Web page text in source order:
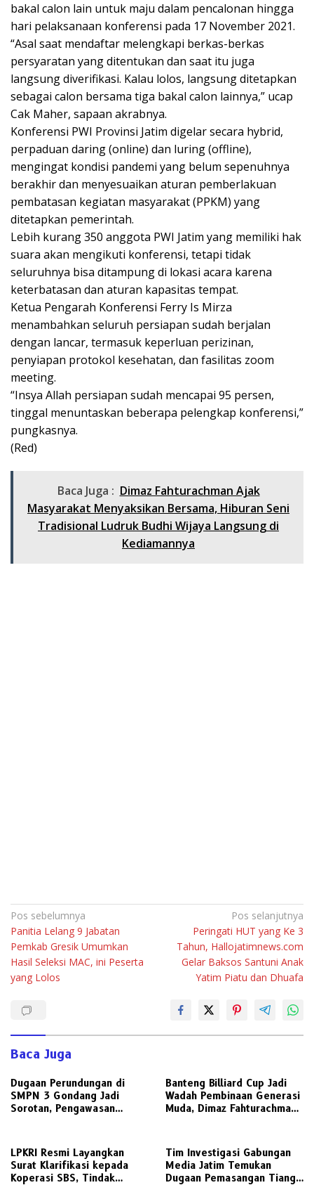
bakal calon lain untuk maju dalam pencalonan hingga
hari pelaksanaan konferensi pada 17 November 2021.
“Asal saat mendaftar melengkapi berkas-berkas
persyaratan yang ditentukan dan saat itu juga
langsung diverifikasi. Kalau lolos, langsung ditetapkan
sebagai calon bersama tiga bakal calon lainnya,” ucap
Cak Maher, sapaan akrabnya.
Konferensi PWI Provinsi Jatim digelar secara hybrid,
perpaduan daring (online) dan luring (offline),
mengingat kondisi pandemi yang belum sepenuhnya
berakhir dan menyesuaikan aturan pemberlakuan
pembatasan kegiatan masyarakat (PPKM) yang
ditetapkan pemerintah.
Lebih kurang 350 anggota PWI Jatim yang memiliki hak
suara akan mengikuti konferensi, tetapi tidak
seluruhnya bisa ditampung di lokasi acara karena
keterbatasan dan aturan kapasitas tempat.
Ketua Pengarah Konferensi Ferry Is Mirza
menambahkan seluruh persiapan sudah berjalan
dengan lancar, termasuk keperluan perizinan,
penyiapan protokol kesehatan, dan fasilitas zoom
meeting.
“Insya Allah persiapan sudah mencapai 95 persen,
tinggal menuntaskan beberapa pelengkap konferensi,”
pungkasnya.
(Red)
Baca Juga : Dimaz Fahturachman Ajak
Masyarakat Menyaksikan Bersama, Hiburan Seni
Tradisional Ludruk Budhi Wijaya Langsung di
Kediamannya
Navigasi
pos
Pos sebelumnya
Panitia Lelang 9 Jabatan
Pemkab Gresik Umumkan
Hasil Seleksi MAC, ini Peserta
yang Lolos
Pos selanjutnya
Peringati HUT yang Ke 3
Tahun, Hallojatimnews.com
Gelar Baksos Santuni Anak
Yatim Piatu dan Dhuafa
Baca Juga
Dugaan Perundungan di
SMPN 3 Gondang Jadi
Sorotan, Pengawasan
Turun Tangan
Banteng Billiard Cup Jadi
Wadah Pembinaan Generasi
Muda, Dimaz Fahturachman
LPKRI Resmi Layangkan
Surat Klarifikasi kepada
Koperasi SBS, Tindak
Tim Investigasi Gabungan
Media Jatim Temukan
Dugaan Pemasangan Tiang